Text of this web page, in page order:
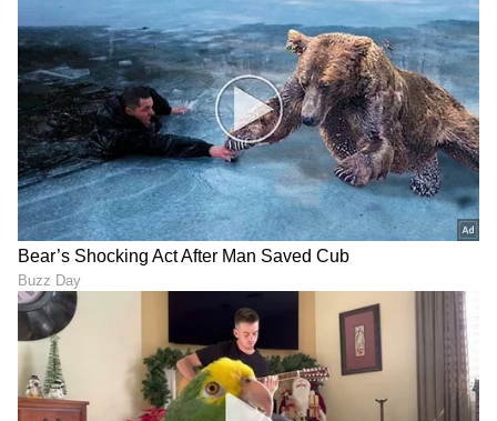
ಶೇ.50 ರಿಂದ ಶೇ.18 ಕ್ಕೆ TAX ಇಳಿಕೆ: ಮೋದಿ-
ಟ್ರಂಪ್ ಐತಿಹಾಸಿಕ ಒಪ್ಪಂದ | India US
Trade Deal | Party Rounds